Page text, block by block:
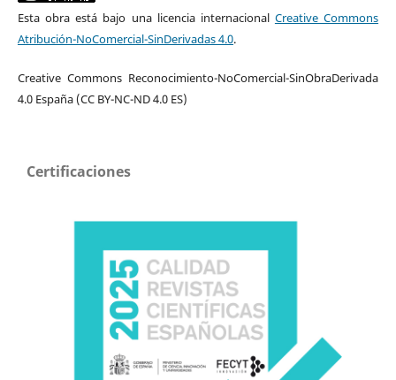
Esta obra está bajo una licencia internacional Creative Commons
Atribución-NoComercial-SinDerivadas 4.0.
Creative Commons Reconocimiento-NoComercial-SinObraDerivada
4.0 España (CC BY-NC-ND 4.0 ES)
Certificaciones